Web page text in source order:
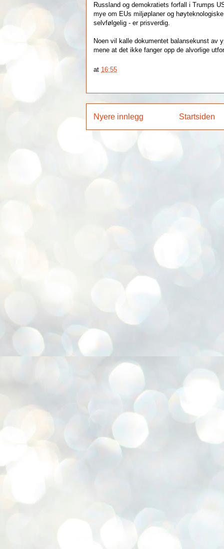
Russland og demokratiets forfall i Trumps
mye om EUs miljøplaner og
selvfølgelig - er prisverdig.
Noen vil kalle dokumentet balansekunst av
mene at det ikke fanger opp de alvorlige
at 16:55
Nyere innlegg Startsiden